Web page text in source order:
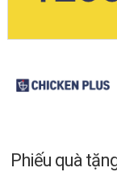
Phiếu quà